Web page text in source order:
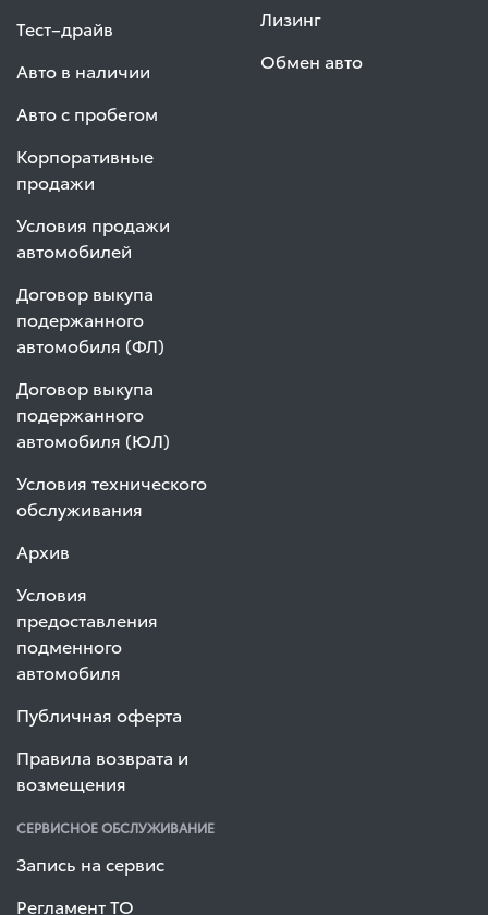
Тест–драйв
Авто в наличии
Авто с пробегом
Корпоративные
продажи
Условия продажи
автомобилей
Договор выкупа
подержанного
автомобиля (ФЛ)
Договор выкупа
подержанного
автомобиля (ЮЛ)
Условия технического
обслуживания
Архив
Условия
предоставления
подменного
автомобиля
Публичная оферта
Правила возврата и
возмещения
Лизинг
Обмен авто
СЕРВИСНОЕ ОБСЛУЖИВАНИЕ
Запись на сервис
Регламент ТО